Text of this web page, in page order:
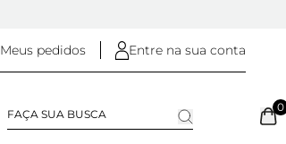
Meus pedidos Entre na sua conta
0